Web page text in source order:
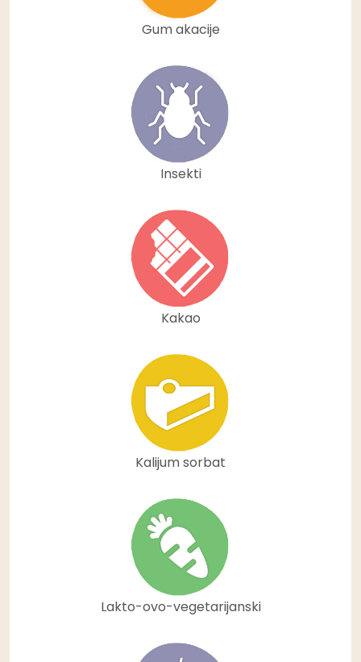
Gum akacije
Insekti
Kakao
Kalijum sorbat
Lakto-ovo-vegetarijanski